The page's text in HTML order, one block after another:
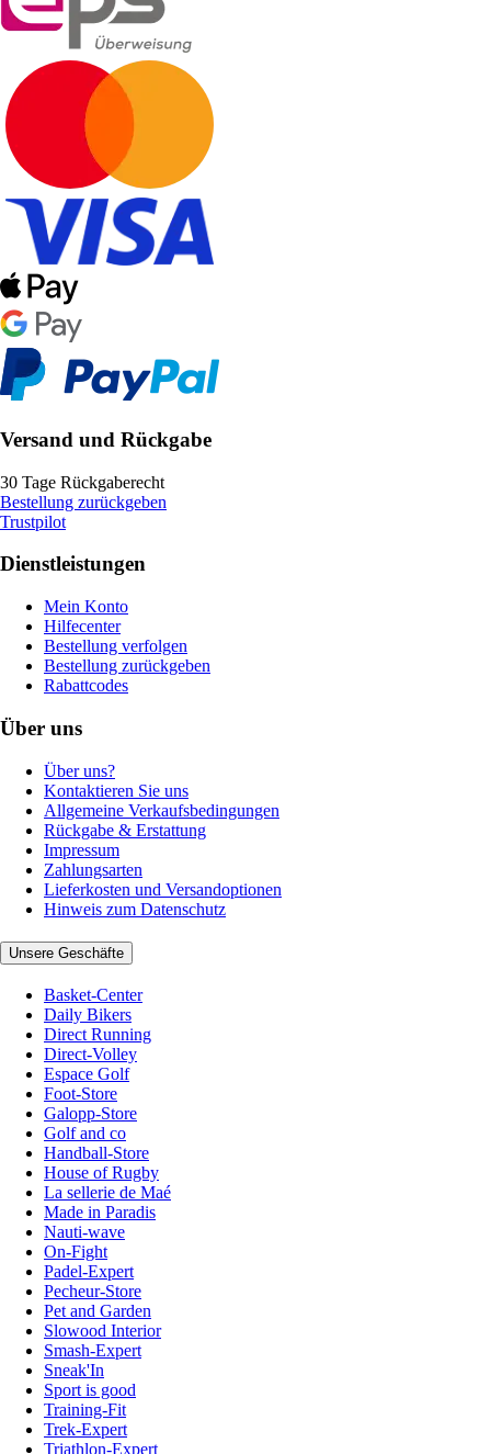
Versand und Rückgabe
30 Tage Rückgaberecht
Bestellung zurückgeben
Trustpilot
Dienstleistungen
Mein Konto
Hilfecenter
Bestellung verfolgen
Bestellung zurückgeben
Rabattcodes
Über uns
Über uns?
Kontaktieren Sie uns
Allgemeine Verkaufsbedingungen
Rückgabe & Erstattung
Impressum
Zahlungsarten
Lieferkosten und Versandoptionen
Hinweis zum Datenschutz
Unsere Geschäfte
Basket-Center
Daily Bikers
Direct Running
Direct-Volley
Espace Golf
Foot-Store
Galopp-Store
Golf and co
Handball-Store
House of Rugby
La sellerie de Maé
Made in Paradis
Nauti-wave
On-Fight
Padel-Expert
Pecheur-Store
Pet and Garden
Slowood Interior
Smash-Expert
Sneak'In
Sport is good
Training-Fit
Trek-Expert
Triathlon-Expert